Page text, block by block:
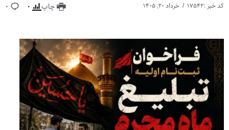
کد خبر :۱۷۵۴۲ خرداد ۲۰, ۱۴۰۵ چاپ ۰ ۰